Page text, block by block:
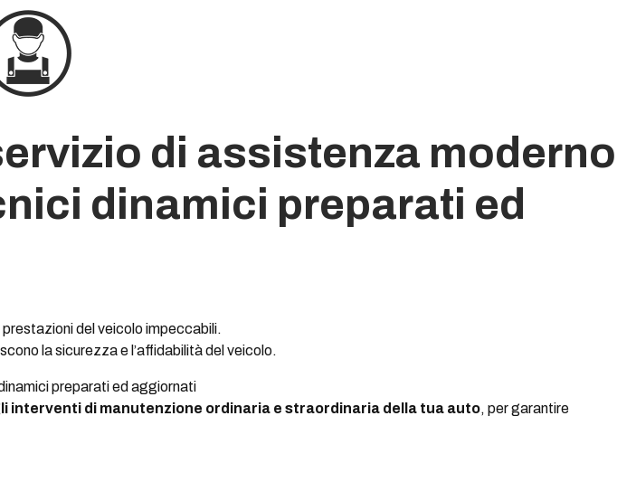
di assistenza moderno
dinamici preparati ed
del veicolo impeccabili.
la sicurezza e l’affidabilità del veicolo.
preparati ed aggiornati
interventi di manutenzione ordinaria e straordinaria della tua auto, per garantire